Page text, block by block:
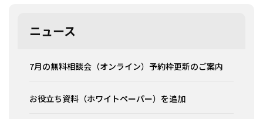
ニュース
7月の無料相談会（オンライン）予約枠更新のご案内
お役立ち資料（ホワイトペーパー）を追加